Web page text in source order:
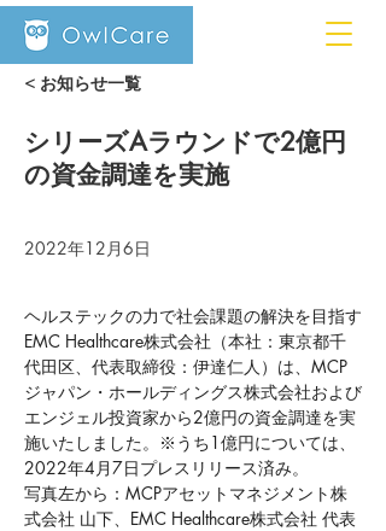
< お知らせ一覧
シリーズAラウンドで2億円
の資金調達を実施
2022年12月6日
ヘルステックの力で社会課題の解決を目指す
EMC Healthcare株式会社（本社：東京都千
代田区、代表取締役：伊達仁人）は、MCP
ジャパン・ホールディングス株式会社および
エンジェル投資家から2億円の資金調達を実
施いたしました。※うち1億円については、
2022年4月7日プレスリリース済み。
写真左から：MCPアセットマネジメント株
式会社 山下、EMC Healthcare株式会社 代表